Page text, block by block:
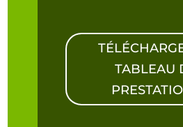
TABLEAU